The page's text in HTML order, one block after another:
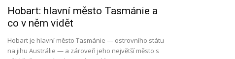
Hobart: hlavní město Tasmánie a
co v něm vidět
Hobart je hlavní město Tasmánie — ostrovního státu
na jihu Austrálie — a zároveň jeho největší město s